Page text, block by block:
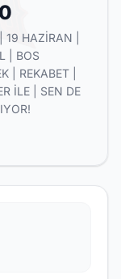
HAZİRAN |
| BOS
| REKABET |
İLE | SEN DE